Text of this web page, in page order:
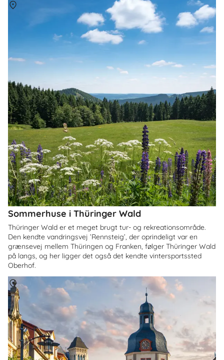
Sommerhuse i Thüringer Wald
Thüringer Wald er et meget brugt tur- og rekreationsområde.
Den kendte vandringsvej ’Rennsteig’, der oprindeligt var en
grænsevej mellem Thüringen og Franken, følger Thüringer Wald
på langs, og her ligger det også det kendte vintersportssted
Oberhof.
Om Thüringen